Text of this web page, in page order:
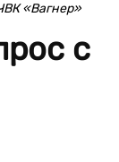
«Вагнер»
с